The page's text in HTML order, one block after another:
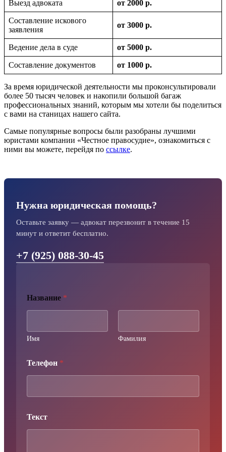
Выезд адвоката от 2000 р.
Составление искового
заявления
от 3000 р.
Ведение дела в суде от 5000 р.
Составление документов от 1000 р.
За время юридической деятельности мы проконсультировали
более 50 тысяч человек и накопили большой багаж
профессиональных знаний, которым мы хотели бы поделиться
с вами на станицах нашего сайта.
Самые популярные вопросы были разобраны лучшими
юристами компании «Честное правосудие», ознакомиться с
ними вы можете, перейдя по ссылке.
Нужна юридическая помощь?
Оставьте заявку — адвокат перезвонит в течение 15
минут и ответит бесплатно.
+7 (925) 088-30-45
а
з
н
Т
е
с
Т
Название *
Имя Фамилия
Телефон *
Текст